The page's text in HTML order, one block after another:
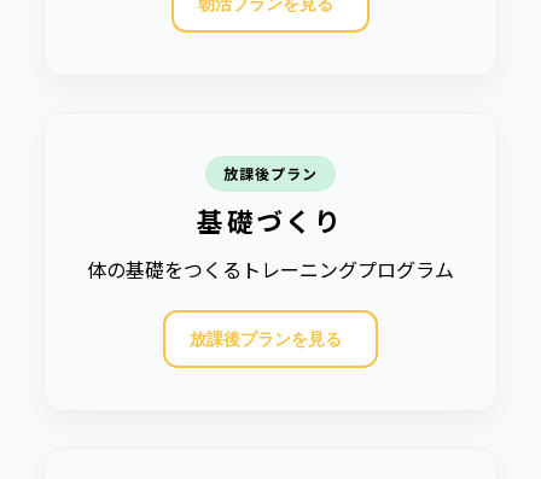
放課後プラン
基礎づくり
体の基礎をつくるトレーニングプログラム
放課後プランを見る